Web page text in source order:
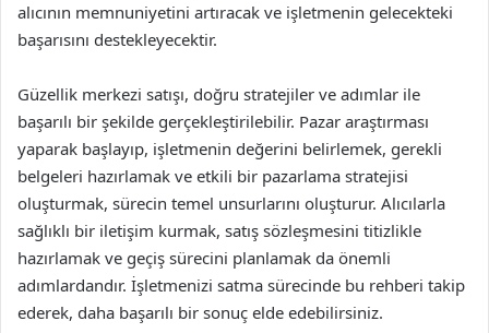
alıcının memnuniyetini artıracak ve işletmenin gelecekteki
başarısını destekleyecektir.
Güzellik merkezi satışı, doğru stratejiler ve adımlar ile
başarılı bir şekilde gerçekleştirilebilir. Pazar araştırması
yaparak başlayıp, işletmenin değerini belirlemek, gerekli
belgeleri hazırlamak ve etkili bir pazarlama stratejisi
oluşturmak, sürecin temel unsurlarını oluşturur. Alıcılarla
sağlıklı bir iletişim kurmak, satış sözleşmesini titizlikle
hazırlamak ve geçiş sürecini planlamak da önemli
adımlardandır. İşletmenizi satma sürecinde bu rehberi takip
ederek, daha başarılı bir sonuç elde edebilirsiniz.